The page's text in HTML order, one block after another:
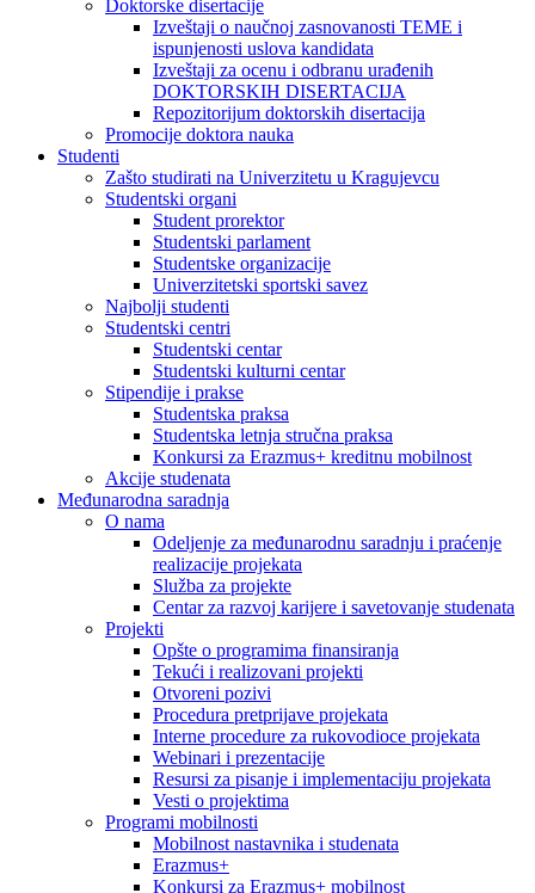
Doktorske disertacije
Izveštaji o naučnoj zasnovanosti TEME i
ispunjenosti uslova kandidata
Izveštaji za ocenu i odbranu urađenih
DOKTORSKIH DISERTACIJA
Repozitorijum doktorskih disertacija
Promocije doktora nauka
Studenti
Zašto studirati na Univerzitetu u Kragujevcu
Studentski organi
Student prorektor
Studentski parlament
Studentske organizacije
Univerzitetski sportski savez
Najbolji studenti
Studentski centri
Studentski centar
Studentski kulturni centar
Stipendije i prakse
Studentska praksa
Studentska letnja stručna praksa
Konkursi za Erazmus+ kreditnu mobilnost
Akcije studenata
Međunarodna saradnja
O nama
Odeljenje za međunarodnu saradnju i praćenje
realizacije projekata
Služba za projekte
Centar za razvoj karijere i savetovanje studenata
Projekti
Opšte o programima finansiranja
Tekući i realizovani projekti
Otvoreni pozivi
Procedura pretprijave projekata
Interne procedure za rukovodioce projekata
Webinari i prezentacije
Resursi za pisanje i implementaciju projekata
Vesti o projektima
Programi mobilnosti
Mobilnost nastavnika i studenata
Erazmus+
Konkursi za Erazmus+ mobilnost